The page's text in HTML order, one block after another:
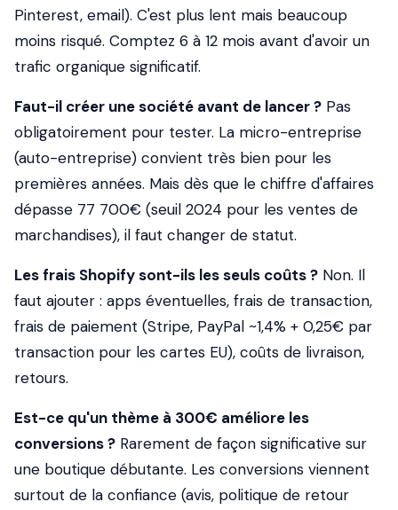
Pinterest, email). C'est plus lent mais beaucoup
moins risqué. Comptez 6 à 12 mois avant d'avoir un
trafic organique significatif.
Faut-il créer une société avant de lancer ? Pas
obligatoirement pour tester. La micro-entreprise
(auto-entreprise) convient très bien pour les
premières années. Mais dès que le chiffre d'affaires
dépasse 77 700€ (seuil 2024 pour les ventes de
marchandises), il faut changer de statut.
Les frais Shopify sont-ils les seuls coûts ? Non. Il
faut ajouter : apps éventuelles, frais de transaction,
frais de paiement (Stripe, PayPal ~1,4% + 0,25€ par
transaction pour les cartes EU), coûts de livraison,
retours.
Est-ce qu'un thème à 300€ améliore les
conversions ? Rarement de façon significative sur
une boutique débutante. Les conversions viennent
surtout de la confiance (avis, politique de retour